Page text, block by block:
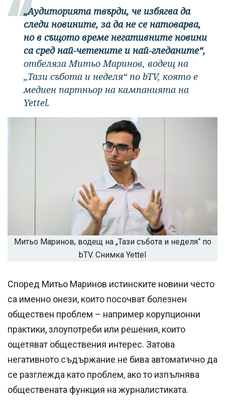
„Аудиторията твърди, че избягва да
следи новините, за да не се натоварва,
но в същото време негативните новини
са сред най-четените и най-гледаните“,
отбеляза Митьо Маринов, водещ на
„Тази събота и неделя“ по bTV, която е
медиен партньор на кампанията на
Yettel.
Митьо Маринов, водещ на „Тази събота и неделя“ по
bTV. Снимка Yettel
Според Митьо Маринов истинските новини често
са именно онези, които посочват болезнен
обществен проблем – например корупционни
практики, злоупотреби или решения, които
ощетяват обществения интерес. Затова
негативното съдържание не бива автоматично да
се разглежда като проблем, ако то изпълнява
обществената функция на журналистиката.